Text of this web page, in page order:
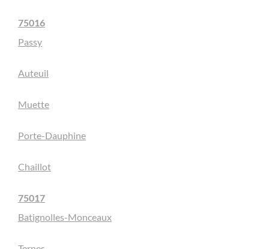
75016
Passy
Auteuil
Muette
Porte-Dauphine
Chaillot
75017
Batignolles-Monceaux